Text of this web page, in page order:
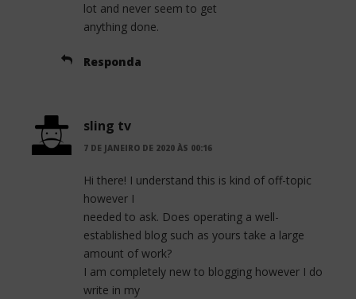
lot and never seem to get
anything done.
Responda
sling tv
7 DE JANEIRO DE 2020 ÀS 00:16
Hi there! I understand this is kind of off-topic
however I
needed to ask. Does operating a well-
established blog such as yours take a large
amount of work?
I am completely new to blogging however I do
write in my